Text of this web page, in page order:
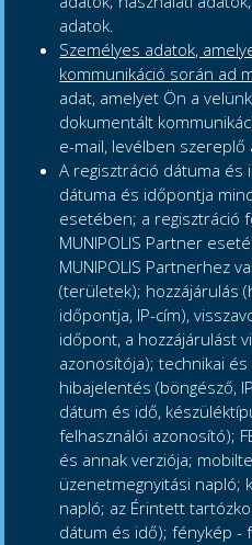
adatok.
Személyes adatok,
kommunikáció során ad
adat, amelyet Ön a
dokumentált
e-mail, levélben szereplő
A regisztráció dátuma és
dátuma és időpontja
esetében; a regisztráció
MUNIPOLIS Partner
MUNIPOLIS Partnerhez
(területek); hozzájárulás
időpontja, IP-cím),
időpont, a hozzájárulást
azonosítója); technikai
hibajelentés (böngésző,
dátum és idő,
felhasználói azonosító);
és annak verziója;
üzenetmegnyitási napló;
napló; az Érintett
dátum és idő); fénykép -